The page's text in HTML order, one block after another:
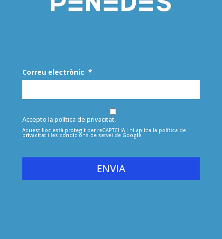
Correu electrònic *
Accepto la política de privacitat.
Aquest lloc està protegit per reCAPTCHA i hi aplica la política de
privacitati les condicions de servei de Google.